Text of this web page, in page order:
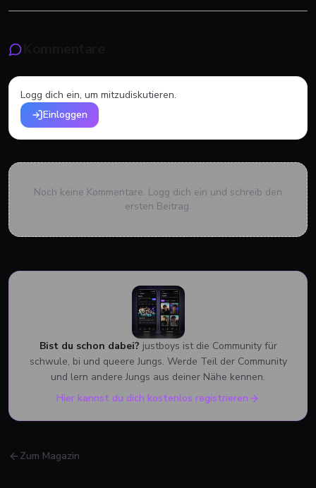
Logg dich ein, um mitzudiskutieren.
Einloggen
Noch keine Kommentare. Logg dich ein und schreib den
ersten Beitrag.
Bist du schon dabei? justboys ist die Community für
schwule, bi und queere Jungs. Werde Teil der Community
und lern andere Jungs aus deiner Nähe kennen.
Hier kannst du dich kostenlos registrieren
Zum Magazin